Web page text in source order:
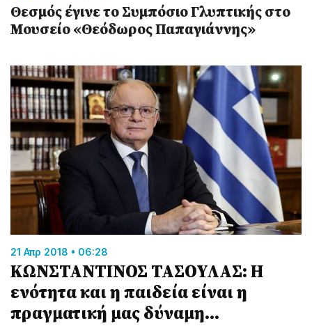
Θεσμός έγινε το Συμπόσιο Γλυπτικής στο
Μουσείο «Θεόδωρος Παπαγιάννης»
21 Απρ 2018 • 06:28
ΚΩΝΣΤΑΝΤΙΝΟΣ ΤΑΣΟΥΛΑΣ: Η
ενότητα και η παιδεία είναι η
πραγματική μας δύναμη...